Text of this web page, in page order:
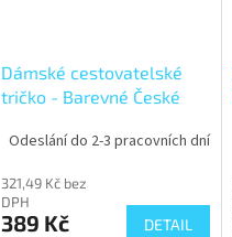
Dámské cestovatelské
tričko - Barevné České
Odeslání do 2-3 pracovních dní
321,49 Kč bez
DPH
389 Kč DETAIL